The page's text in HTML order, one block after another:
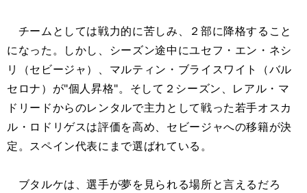
チームとしては戦力的に苦しみ、２部に降格すること
になった。しかし、シーズン途中にユセフ・エン・ネシ
リ（セビージャ）、マルティン・ブライスワイト（バル
セロナ）が"個人昇格"。そして２シーズン、レアル・マ
ドリードからのレンタルで主力として戦った若手オスカ
ル・ロドリゲスは評価を高め、セビージャへの移籍が決
定。スペイン代表にまで選ばれている。
ブタルケは、選手が夢を見られる場所と言えるだろ